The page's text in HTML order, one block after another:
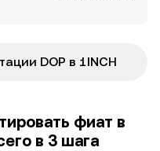
DOP в 1INCH
фиат в
в 3 шага